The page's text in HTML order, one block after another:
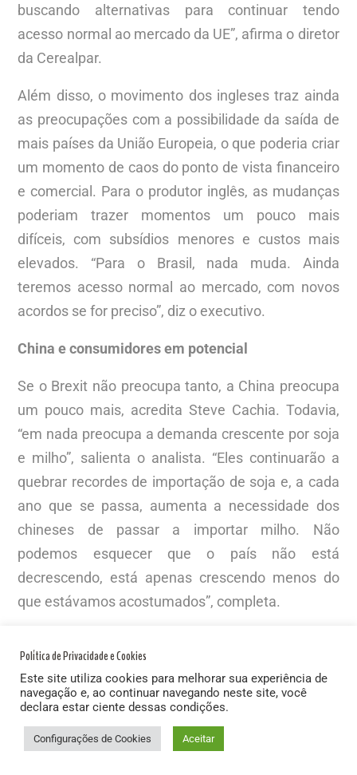
buscando alternativas para continuar tendo
acesso normal ao mercado da UE”, afirma o diretor
da Cerealpar.
Além disso, o movimento dos ingleses traz ainda
as preocupações com a possibilidade da saída de
mais países da União Europeia, o que poderia criar
um momento de caos do ponto de vista financeiro
e comercial. Para o produtor inglês, as mudanças
poderiam trazer momentos um pouco mais
difíceis, com subsídios menores e custos mais
elevados. “Para o Brasil, nada muda. Ainda
teremos acesso normal ao mercado, com novos
acordos se for preciso”, diz o executivo.
China e consumidores em potencial
Se o Brexit não preocupa tanto, a China preocupa
um pouco mais, acredita Steve Cachia. Todavia,
“em nada preocupa a demanda crescente por soja
e milho”, salienta o analista. “Eles continuarão a
quebrar recordes de importação de soja e, a cada
ano que se passa, aumenta a necessidade dos
chineses de passar a importar milho. Não
podemos esquecer que o país não está
decrescendo, está apenas crescendo menos do
que estávamos acostumados”, completa.
de pessoas migrando para uma classe social mais
alta e entrando, portanto, em uma linha de
consumo melhor dado seu poder aquisitivo mais
elevado. “E o dinheiro muda os hábitos
Política de Privacidade e Cookies
Este site utiliza cookies para melhorar sua experiência de
navegação e, ao continuar navegando neste site, você
declara estar ciente dessas condições.
Configurações de Cookies Aceitar